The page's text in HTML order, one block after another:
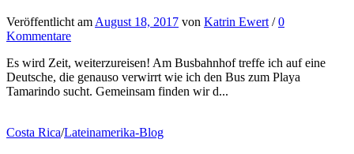
Veröffentlicht am August 18, 2017 von Katrin Ewert /0
Kommentare
Es wird Zeit, weiterzureisen! Am Busbahnhof treffe ich auf eine
Deutsche, die genauso verwirrt wie ich den Bus zum Playa
Tamarindo sucht. Gemeinsam finden wir d...
Costa Rica/Lateinamerika-Blog